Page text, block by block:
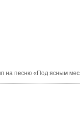
на песню «Под ясным